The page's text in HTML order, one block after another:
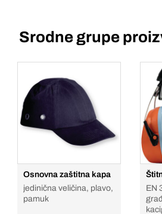
Srodne grupe
Osnovna zaštitna kapa
jedinična veličina, plavo,
pamuk
EN